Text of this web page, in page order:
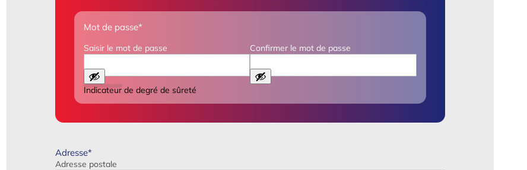
Mot de passe*
Saisir le mot de passe Confirmer le mot de passe
Indicateur de degré de sûreté
Adresse*
Adresse postale